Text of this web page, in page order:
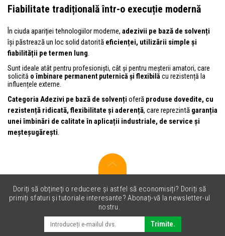
Fiabilitate tradițională într-o execuție modernă
În ciuda apariției tehnologiilor moderne, adezivii pe bază de solvenți
își păstrează un loc solid datorită eficienței, utilizării simple și
fiabilității pe termen lung.
Sunt ideale atât pentru profesioniști, cât și pentru meșterii amatori, care
solicită o îmbinare permanent puternică și flexibilă cu rezistență la
influențele externe.
Categoria Adezivi pe bază de solvenți oferă produse dovedite, cu
rezistență ridicată, flexibilitate și aderență, care reprezintă garanția
unei îmbinări de calitate în aplicații industriale, de service și
meșteșugărești.
Doriți să obțineți o reducere și astfel să economisiți? Doriți să
primiți sfaturi și tutoriale interesante? Abonați-vă la newsletter-ul
nostru.
Trimite.